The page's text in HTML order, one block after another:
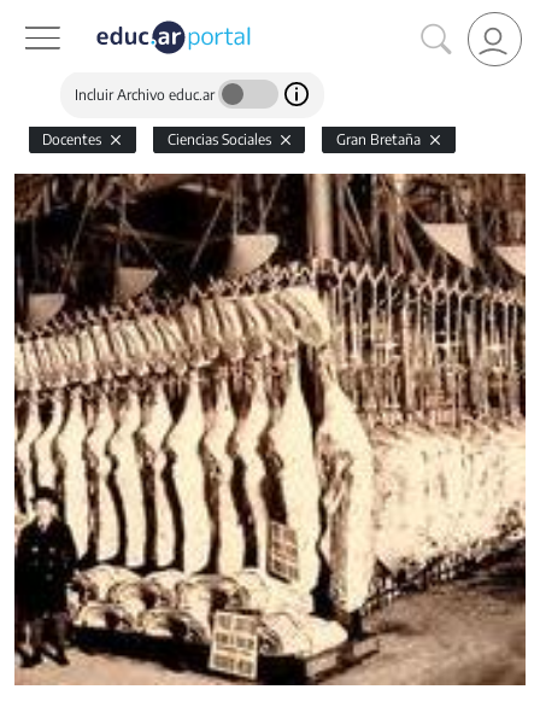
Incluir Archivo educ.ar
Docentes Ciencias Sociales Gran Bretaña